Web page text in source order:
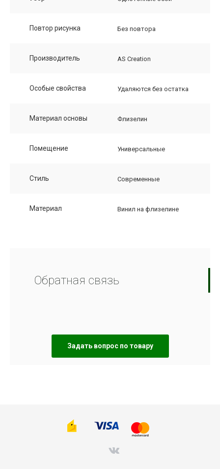
Повтор рисунка Без повтора
Производитель AS Creation
Особые свойства Удаляются без остатка
Материал основы Флизелин
Помещение Универсальные
Стиль Современные
Материал Винил на флизелине
Обратная связь
Задать вопрос по товару